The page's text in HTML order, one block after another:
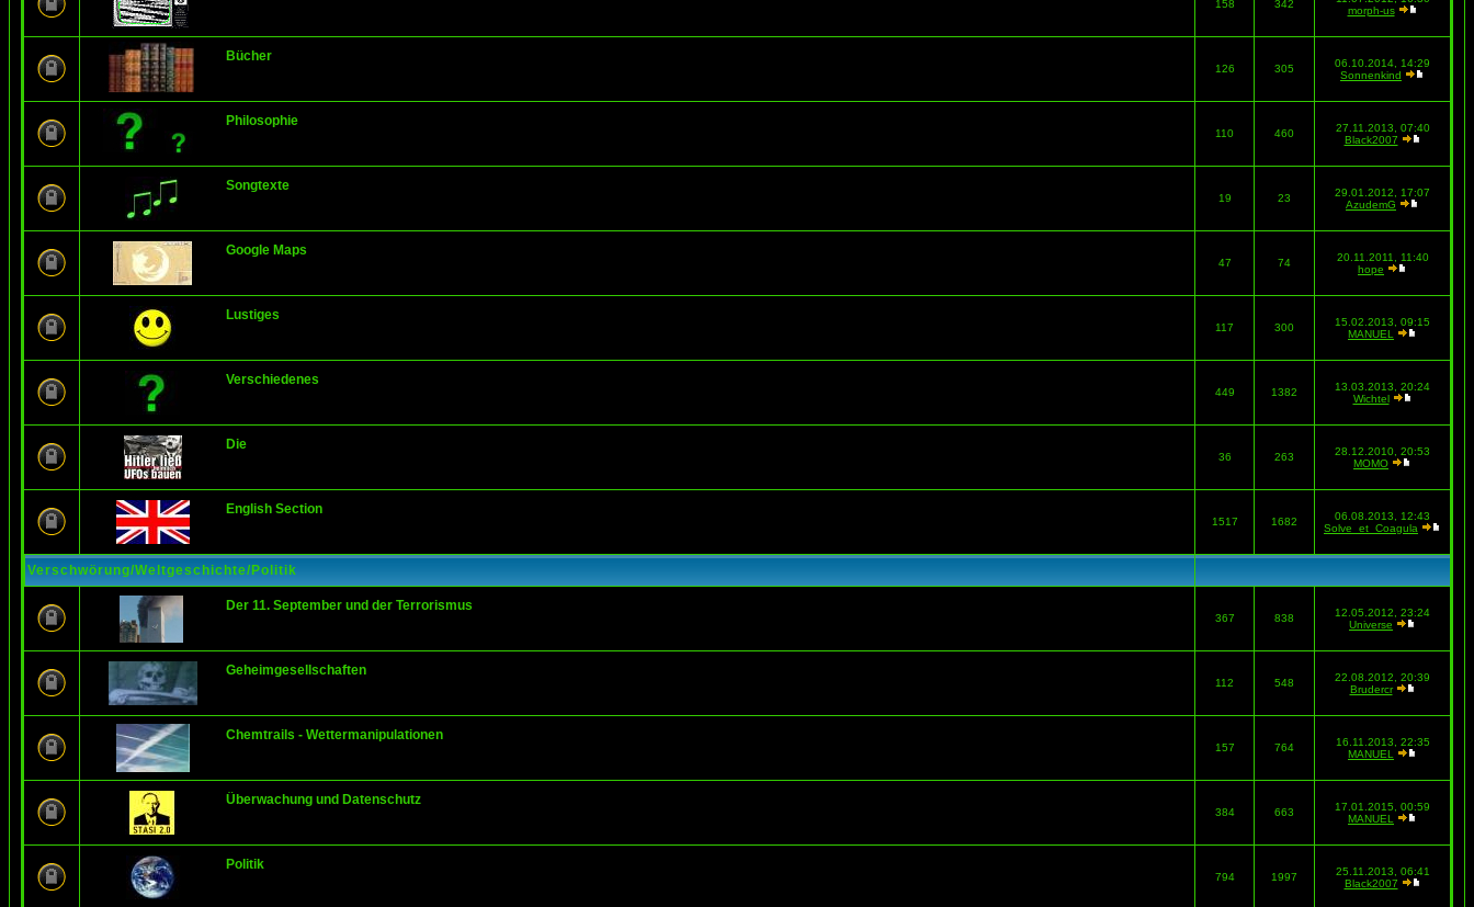
158 342
morph-us
Bücher
126 305
06.10.2014, 14:29
Sonnenkind
Philosophie
110 460
27.11.2013, 07:40
Black2007
Songtexte
19 23
29.01.2012, 17:07
AzudemG
Google Maps
47 74
20.11.2011, 11:40
hope
Lustiges
117 300
15.02.2013, 09:15
MANUEL
Verschiedenes
449 1382
13.03.2013, 20:24
Wichtel
Die
36 263
28.12.2010, 20:53
MOMO
English Section
1517 1682
06.08.2013, 12:43
Solve_et_Coagula
Verschwörung/Weltgeschichte/Politik
Der 11. September und der Terrorismus
367 838
12.05.2012, 23:24
Universe
Geheimgesellschaften
112 548
22.08.2012, 20:39
Brudercr
Chemtrails - Wettermanipulationen
157 764
16.11.2013, 22:35
MANUEL
Überwachung und Datenschutz
384 663
17.01.2015, 00:59
MANUEL
Politik
794 1997
25.11.2013, 06:41
Black2007